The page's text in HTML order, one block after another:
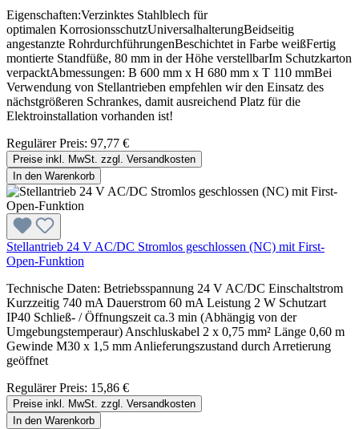
Eigenschaften:Verzinktes Stahlblech für
optimalen KorrosionsschutzUniversalhalterungBeidseitig
angestanzte RohrdurchführungenBeschichtet in Farbe weißFertig
montierte Standfüße, 80 mm in der Höhe verstellbarIm Schutzkarton
verpacktAbmessungen: B 600 mm x H 680 mm x T 110 mmBei
Verwendung von Stellantrieben empfehlen wir den Einsatz des
nächstgrößeren Schrankes, damit ausreichend Platz für die
Elektroinstallation vorhanden ist!
Regulärer Preis: 97,77 €
Preise inkl. MwSt. zzgl. Versandkosten
In den Warenkorb
Stellantrieb 24 V AC/DC Stromlos geschlossen (NC) mit First-
Open-Funktion
Technische Daten: Betriebsspannung 24 V AC/DC Einschaltstrom
Kurzzeitig 740 mA Dauerstrom 60 mA Leistung 2 W Schutzart
IP40 Schließ- / Öffnungszeit ca.3 min (Abhängig von der
Umgebungstemperaur) Anschluskabel 2 x 0,75 mm² Länge 0,60 m
Gewinde M30 x 1,5 mm Anlieferungszustand durch Arretierung
geöffnet
Regulärer Preis: 15,86 €
Preise inkl. MwSt. zzgl. Versandkosten
In den Warenkorb